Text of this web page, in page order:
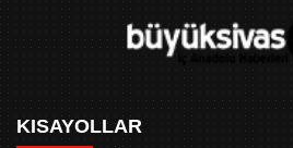
KISAYOLLAR